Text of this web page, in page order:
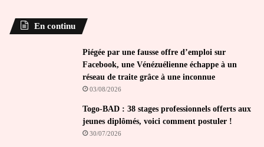
En continu
Piégée par une fausse offre d’emploi sur
Facebook, une Vénézuélienne échappe à un
réseau de traite grâce à une inconnue
03/08/2026
Togo-BAD : 38 stages professionnels offerts aux
jeunes diplômés, voici comment postuler !
30/07/2026